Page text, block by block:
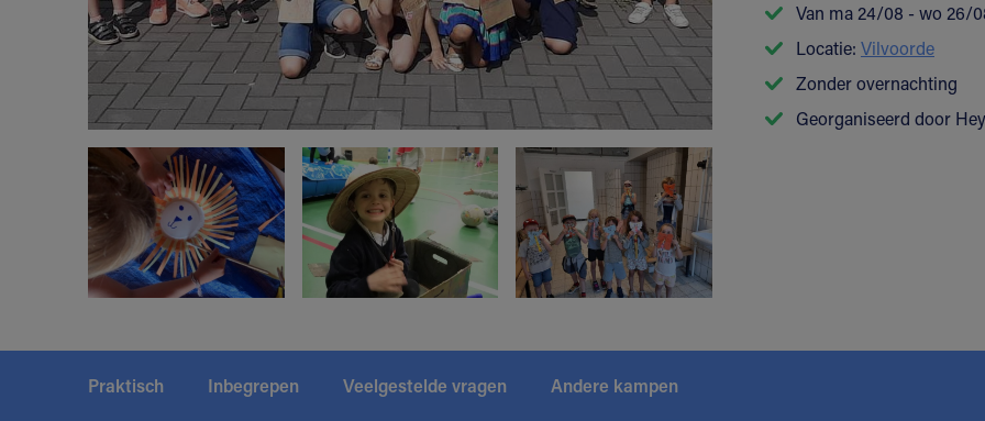
Van ma 24/08 - wo 26/
Locatie: Vilvoorde
Zonder overnachting
Georganiseerd door
Praktisch Inbegrepen Veelgestelde vragen Andere kampen